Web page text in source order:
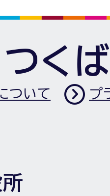
つく
ついて プ